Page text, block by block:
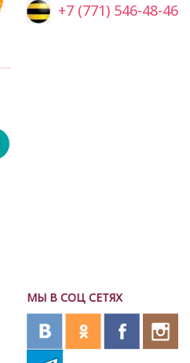
+7 (771) 546-48-46
МЫ В СОЦ СЕТЯХ